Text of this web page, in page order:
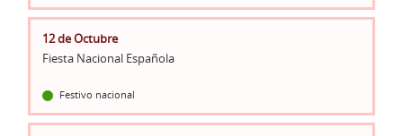
12 de Octubre
Fiesta Nacional Española
Festivo nacional